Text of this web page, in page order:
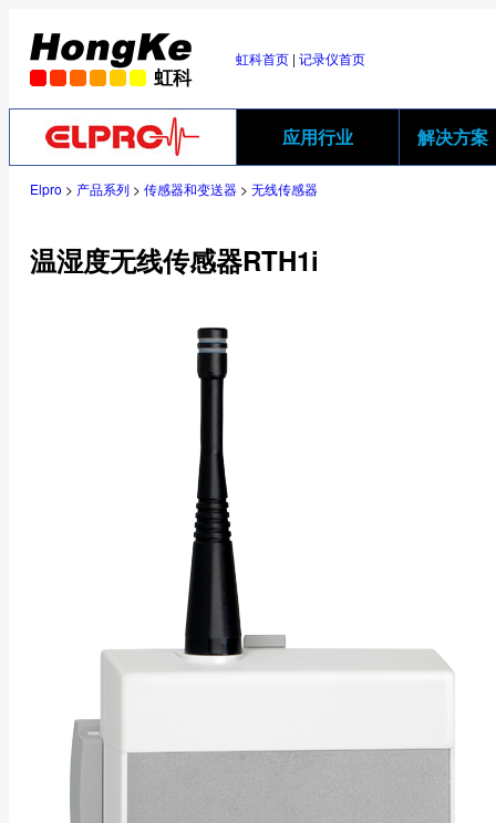
虹科首页 | 记录仪首页
应用行业 解决方案
Elpro > 产品系列 > 传感器和变送器 > 无线传感器
温湿度无线传感器RTH1i